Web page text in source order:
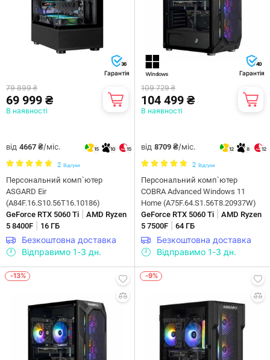
36
Гарантія
79 899 ₴
69 999 ₴
В наявності
від 4667 ₴/міс. 15 10 15
2 Відгуки
Персональний комп`ютер
ASGARD Eir
(A84F.16.S10.56T16.10186)
GeForce RTX 5060 Ti
AMD Ryzen
5 8400F
16 ГБ
Безкоштовна доставка
Відправимо 1-3 дн.
40
Гарантія
109 729 ₴
104 499 ₴
В наявності
від 8709 ₴/міс. 12 8 12
2 Відгуки
Персональний комп`ютер
COBRA Advanced Windows 11
Home (A75F.64.S1.56T8.20937W)
GeForce RTX 5060 Ti
AMD Ryzen
5 7500F
64 ГБ
Безкоштовна доставка
Відправимо 1-3 дн.
-13% -9%